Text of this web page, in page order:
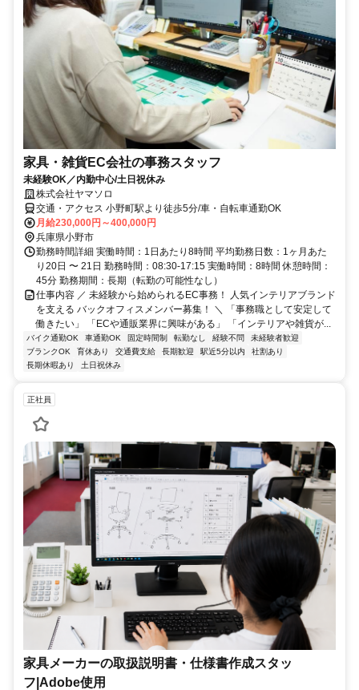
家具・雑貨EC会社の事務スタッフ
未経験OK／内勤中心/土日祝休み
株式会社ヤマソロ
交通・アクセス 小野町駅より徒歩5分/車・自転車通勤OK
月給230,000円～400,000円
兵庫県小野市
勤務時間詳細 実働時間：1日あたり8時間 平均勤務日数：1ヶ月あた
り20日 〜 21日 勤務時間：08:30-17:15 実働時間：8時間 休憩時間：
45分 勤務期間：長期（転勤の可能性なし）
仕事内容 ／ 未経験から始められるEC事務！ 人気インテリアブランド
を支える バックオフィスメンバー募集！ ＼ 「事務職として安定して
働きたい」 「ECや通販業界に興味がある」 「インテリアや雑貨が...
バイク通勤OK 車通勤OK 固定時間制 転勤なし 経験不問
未経験者歓迎
ブランクOK
育休あり 交通費支給 長期歓迎 駅近5分以内
社割あり
長期休暇あり
土日祝休み
正社員
家具メーカーの取扱説明書・仕様書作成スタッ
フ|Adobe使用